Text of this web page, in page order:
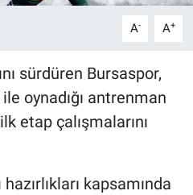
A- A+
sürdüren Bursaspor,
oynadığı antrenman
etap çalışmalarını
kapsamında